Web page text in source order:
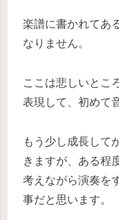
楽譜に書かれてあ
なりません。
ここは悲しいとこ
表現して、初めて
もう少し成長して
きますが、ある程
考えながら演奏を
事だと思います。